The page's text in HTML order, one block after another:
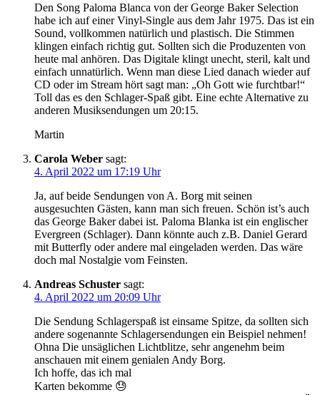
Den Song Paloma Blanca von der George Baker Selection
habe ich auf einer Vinyl-Single aus dem Jahr 1975. Das ist ein
Sound, vollkommen natürlich und plastisch. Die Stimmen
klingen einfach richtig gut. Sollten sich die Produzenten von
heute mal anhören. Das Digitale klingt unecht, steril, kalt und
einfach unnatürlich. Wenn man diese Lied danach wieder auf
CD oder im Stream hört sagt man: „Oh Gott wie furchtbar!“
Toll das es den Schlager-Spaß gibt. Eine echte Alternative zu
anderen Musiksendungen um 20:15.
Martin
Carola Weber sagt:
4. April 2022 um 17:19 Uhr
Ja, auf beide Sendungen von A. Borg mit seinen
ausgesuchten Gästen, kann man sich freuen. Schön ist’s auch
das George Baker dabei ist. Paloma Blanka ist ein englischer
Evergreen (Schlager). Dann könnte auch z.B. Daniel Gerard
mit Butterfly oder andere mal eingeladen werden. Das wäre
doch mal Nostalgie vom Feinsten.
Andreas Schuster sagt:
4. April 2022 um 20:09 Uhr
Die Sendung Schlagerspaß ist einsame Spitze, da sollten sich
andere sogenannte Schlagersendungen ein Beispiel nehmen!
Ohna Die unsäglichen Lichtblitze, sehr angenehm beim
anschauen mit einem genialen Andy Borg.
Ich hoffe, das ich mal
Karten bekomme 😓